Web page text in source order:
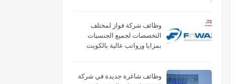
وظائف شركة فواز لمختلف
التخصصات لجميع الجنسيات
بمزايا ورواتب عالية بالكويت
وظائف شاغرة جديدة في شركة